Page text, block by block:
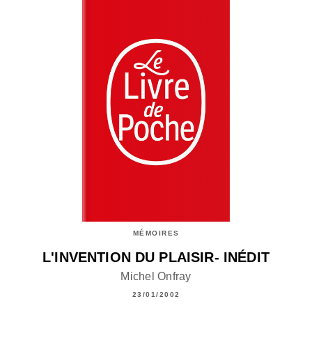
MÉMOIRES
L'INVENTION DU PLAISIR- INÉDIT
Michel Onfray
23/01/2002